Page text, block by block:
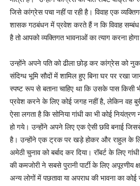
जिसे कांग्रेस पचा नहीं पा रही है। विवाह एक
शासक गठबंधन में प्रवेश करते हैं न कि विवाह
है तो आपको व्यक्तिगत भावनाओं का त्याग करना
उन्होंने अपने पति को ढीला छोड़ कर कांग्रेस को
संदिग्ध भूमि सौदों में शामिल हुए बिना घर पर रखा
स्पष्ट रूप से बताना चाहिए था कि उसके पास किसी
प्रवेश करने के लिए कोई जगह नहीं है, लेकिन वह
ऐसा लगता है कि सोनिया गांधी का भी कोई नियंत्रण
हो गये। उन्होंने अपने लिए एक ऐसी छवि बनाई
है। उन्होंने एक ट्रक पर खड़े होकर और राहुल के
अमेठी चुनाव को बर्बाद कर दिया। रॉबर्ट के लिए
की कमजोरी ने सबसे पुरानी पार्टी के लिए अपूरणीय
अन्य लोगों में पछतावा या अपराध की भावना का